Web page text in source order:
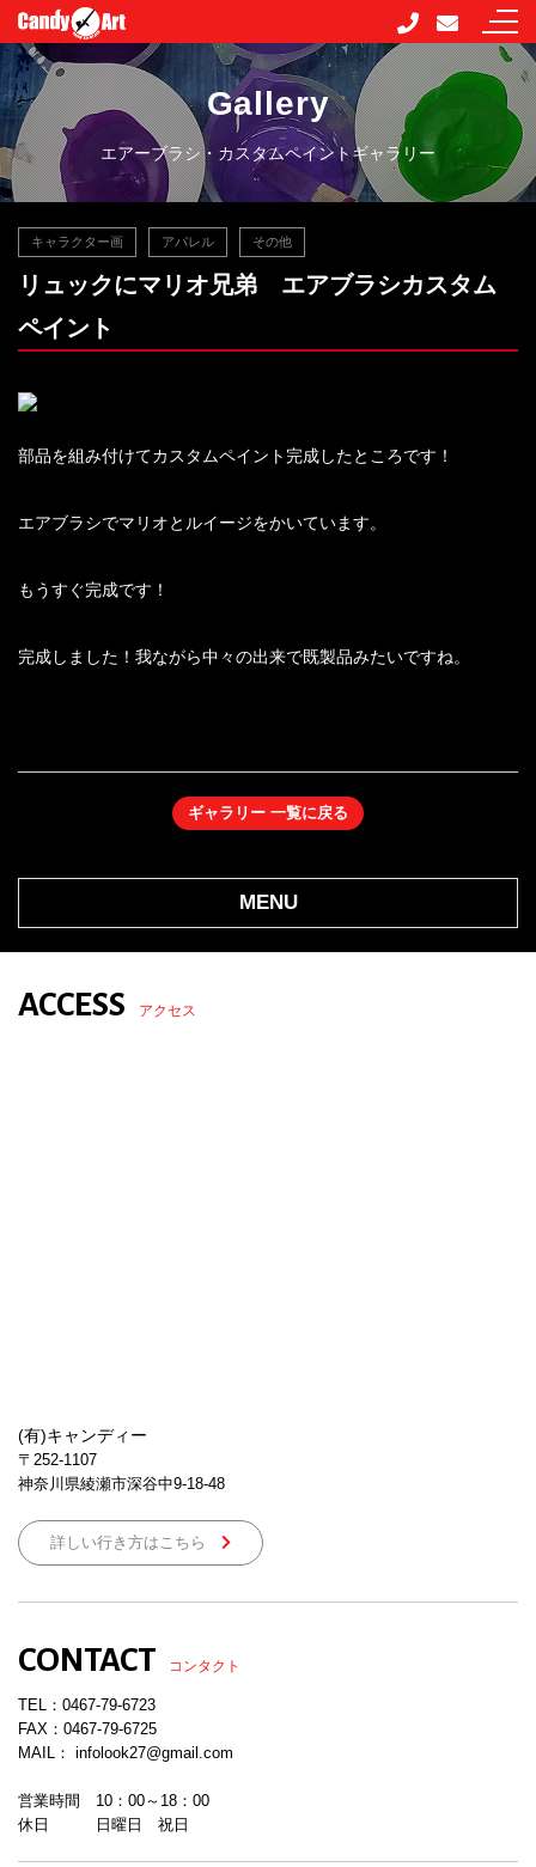
Gallery
エアーブラシ・カスタムペイントギャラリー
MENU
キャラクター画 アパレル その他
リュックにマリオ兄弟 エアブラシカスタム
ペイント
部品を組み付けてカスタムペイント完成したところです！
エアブラシでマリオとルイージをかいています。
もうすぐ完成です！
完成しました！我ながら中々の出来で既製品みたいですね。
ギャラリー 一覧に戻る
ACCESS アクセス
(有)キャンディー
〒252-1107
神奈川県綾瀬市深谷中9-18-48
詳しい行き方はこちら
CONTACT コンタクト
TEL： 0467-79-6723
FAX：0467-79-6725
MAIL： infolook27@gmail.com
営業時間 10：00～18：00
休日 日曜日 祝日